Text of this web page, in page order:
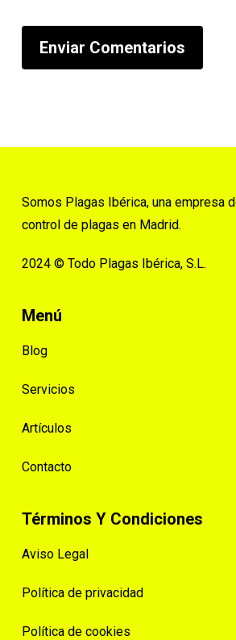
Somos Plagas Ibérica, una empresa
control de plagas en Madrid.
2024 © Todo Plagas Ibérica, S.L.
Menú
Blog
Servicios
Artículos
Contacto
Términos Y Condiciones
Aviso Legal
Política de privacidad
Política de cookies